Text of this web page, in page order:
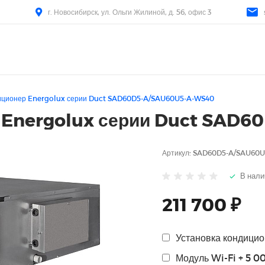
г. Новосибирск, ул. Ольги Жилиной, д. 56, офис 3
Energolux серии Duct SAD60D5-A/SAU60U5-A-WS40
серии Duct
Артикул: SAD60D5-A/
В
211 700 ₽
Установка
Модуль Wi-Fi + 5